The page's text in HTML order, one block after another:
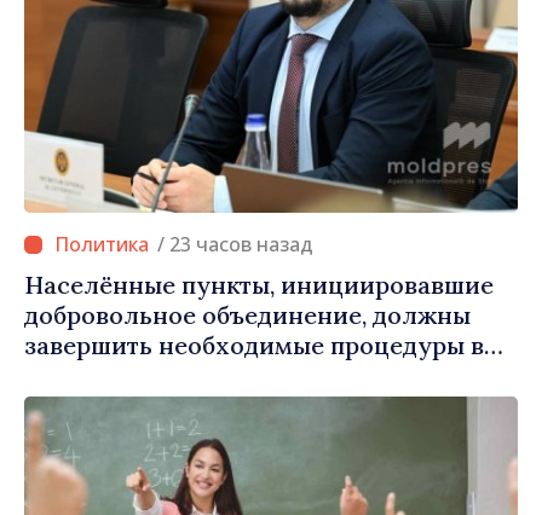
/ 23 часов назад
Населённые пункты, инициировавшие
добровольное объединение, должны
завершить необходимые процедуры в